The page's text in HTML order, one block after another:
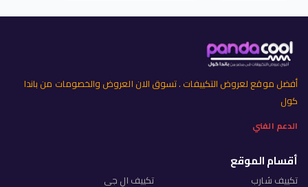
أفضل موقع لعروض التكييفات . تسوق الان العروض والخصومات من باندا
كول
الدعم الفني
أقسام الموقع
تكييف شارب تكييف ال جي